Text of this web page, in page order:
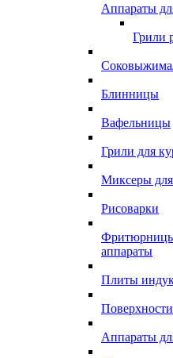
Аппараты
Грили
Блинницы
Вафельницы
Грили для
Миксеры
Рисоварки
аппараты
Плиты
Аппараты